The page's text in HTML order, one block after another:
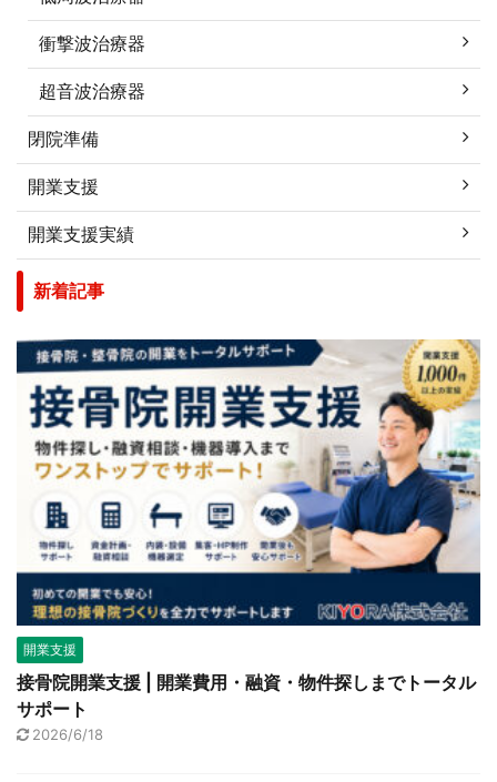
衝撃波治療器
超音波治療器
閉院準備
開業支援
開業支援実績
新着記事
開業支援
接骨院開業支援 | 開業費用・融資・物件探しまでトータル
サポート
2026/6/18